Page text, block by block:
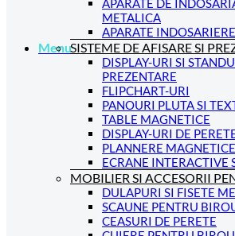
Menu
APARATE DE
METALICA
APARATE
SISTEME DE AFISARE SI
DISPLAY-URI SI
PREZENTARE
FLIPCHART-URI
PANOURI PLUTA SI
TABLE MAGNETICE
DISPLAY-URI DE
PLANNERE
ECRANE INTERACTIVE
MOBILIER SI ACCESORII
DULAPURI SI FISETE
SCAUNE PENTRU
CEASURI DE PERETE